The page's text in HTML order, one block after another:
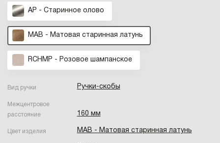
AP - Cтаринное олово
MAB - Матовая старинная латунь
RCHMP - Розовое шампанское
Вид ручки Ручки-скобы
Межцентровое
расстояние
160 мм
Цвет изделия MAB - Матовая старинная латунь